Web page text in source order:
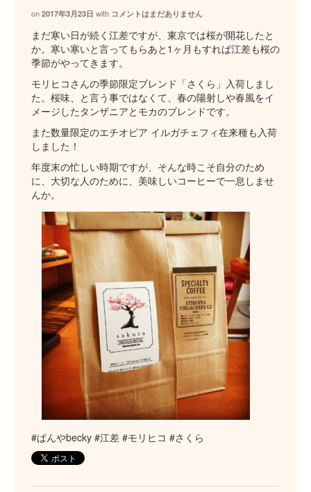
on 2017年3月23日 with コメントはまだありません
まだ寒い日が続く江差ですが、東京では桜が開花したと
か。寒い寒いと言ってもらあと1ヶ月もすれば江差も桜の
季節がやってきます。
モリヒコさんの季節限定ブレンド「さくら」入荷しまし
た。桜味、と言う事ではなくて、春の陽射しや春風をイ
メージしたタンザニアとモカのブレンドです。
また数量限定のエチオピア イルガチェフィ在来種も入荷
しました！
年度末の忙しい時期ですが、そんな時こそ自分のため
に、大切な人のために、美味しいコーヒーで一息しませ
んか。
#ぱんやbecky #江差 #モリヒコ #さくら